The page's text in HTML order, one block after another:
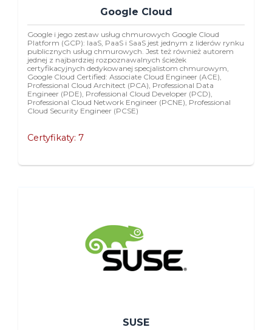
Google Cloud
Google i jego zestaw usług chmurowych Google Cloud
Platform (GCP): IaaS, PaaS i SaaS jest jednym z liderów rynku
publicznych usług chmurowych. Jest też również autorem
jednej z najbardziej rozpoznawalnych ścieżek
certyfikacyjnych dedykowanej specjalistom chmurowym,
Google Cloud Certified: Associate Cloud Engineer (ACE),
Professional Cloud Architect (PCA), Professional Data
Engineer (PDE), Professional Cloud Developer (PCD),
Professional Cloud Network Engineer (PCNE), Professional
Cloud Security Engineer (PCSE)
Certyfikaty: 7
SUSE